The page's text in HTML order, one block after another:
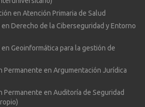
en Atención Primaria de Salud
Derecho de la Ciberseguridad y Entorno
Geoinformática para la gestión de
Permanente en Argumentación Jurídica
Permanente en Auditoría de Seguridad